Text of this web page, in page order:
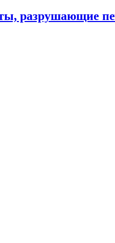
разрушающие